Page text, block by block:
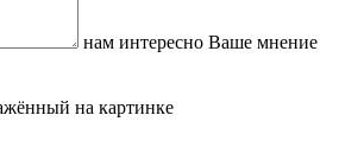
нам интересно Ваше мнение
на картинке